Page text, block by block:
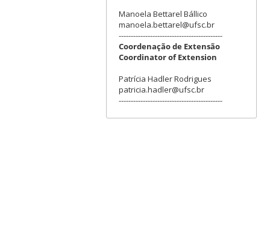
Manoela Bettarel Bállico
manoela.bettarel@ufsc.br
-------------------------------------------
Coordenação de Extensão
Coordinator of Extension
Patrícia Hadler Rodrigues
patricia.hadler@ufsc.br
-------------------------------------------